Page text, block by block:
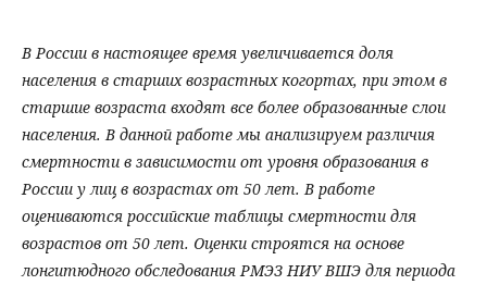
В России в настоящее время увеличивается доля
населения в старших возрастных когортах, при этом в
старшие возраста входят все более образованные слои
населения. В данной работе мы анализируем различия
смертности в зависимости от уровня образования в
России у лиц в возрастах от 50 лет. В работе
оцениваются российские таблицы смертности для
возрастов от 50 лет. Оценки строятся на основе
лонгитюдного обследования РМЭЗ НИУ ВШЭ для периода